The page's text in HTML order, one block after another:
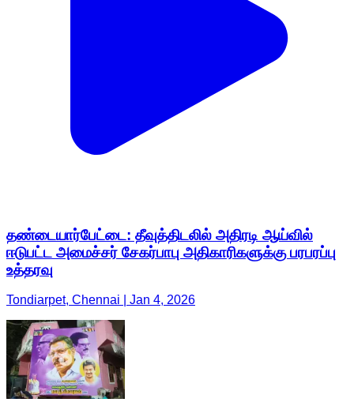
தண்டையார்பேட்டை: தீவுத்திடலில் அதிரடி ஆய்வில்
ஈடுபட்ட அமைச்சர் சேகர்பாபு அதிகாரிகளுக்கு பரபரப்பு
உத்தரவு
Tondiarpet, Chennai | Jan 4, 2026